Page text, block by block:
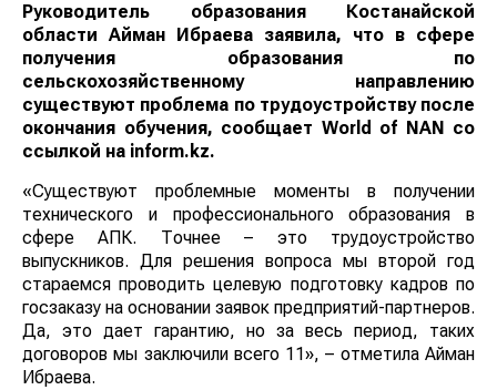
Руководитель образования Костанайской
области Айман Ибраева заявила, что в сфере
получения образования по
сельскохозяйственному направлению
существуют проблема по трудоустройству после
окончания обучения, сообщает World of NAN
со
ссылкой на inform.kz.
«Существуют проблемные моменты в получении
технического и профессионального образования в
сфере АПК. Точнее – это трудоустройство
выпускников. Для решения вопроса мы второй год
стараемся проводить целевую подготовку кадров по
госзаказу на основании заявок предприятий-партнеров.
Да, это дает гарантию, но за весь период, таких
договоров мы заключили всего 11», – отметила Айман
Ибраева.